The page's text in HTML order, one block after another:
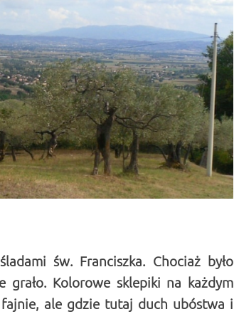
św. Franciszka. Chociaż było
Kolorowe sklepiki na każdym
ale gdzie tutaj duch ubóstwa i